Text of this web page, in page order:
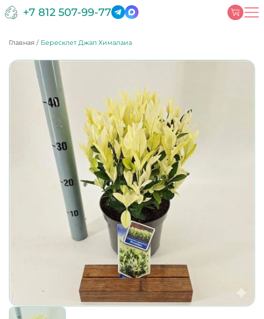
+7 812 507-99-77
Главная / Бересклет Джап Хималаиа